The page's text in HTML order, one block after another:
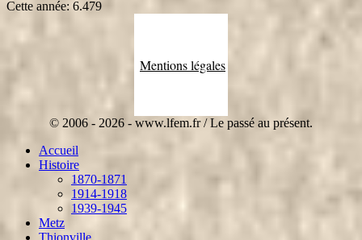
Cette année: 6.479
Mentions légales
© 2006 - 2026 - www.lfem.fr / Le passé au présent.
Accueil
Histoire
1870-1871
1914-1918
1939-1945
Metz
Thionville